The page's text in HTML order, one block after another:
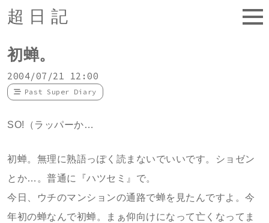
超日記
初蝉。
2004/07/21 12:00
Past Super Diary
SO!（ラッパーか…
初蝉。無理に熟語っぽく読まないでいいです。ショゼン
とか…。普通に『ハツセミ』で。
今日、ウチのマンションの通路で蝉を見たんですよ。今
年初の蝉なんで初蝉。まぁ仰向けになって亡くなってま